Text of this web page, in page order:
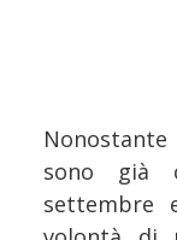
sono già
settembre